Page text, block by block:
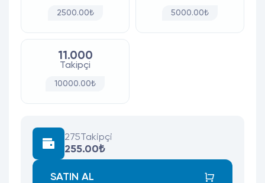
2500.00₺ 5000.00₺
11.000
Takipçi
10000.00₺
275 Takipçi
255.00₺
SATIN AL